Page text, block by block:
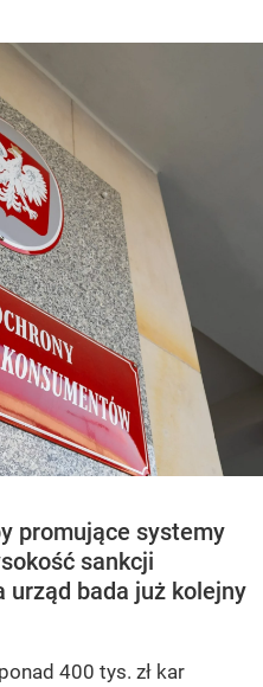
promujące systemy
sankcji
urząd bada już kolejny
400 tys. zł kar